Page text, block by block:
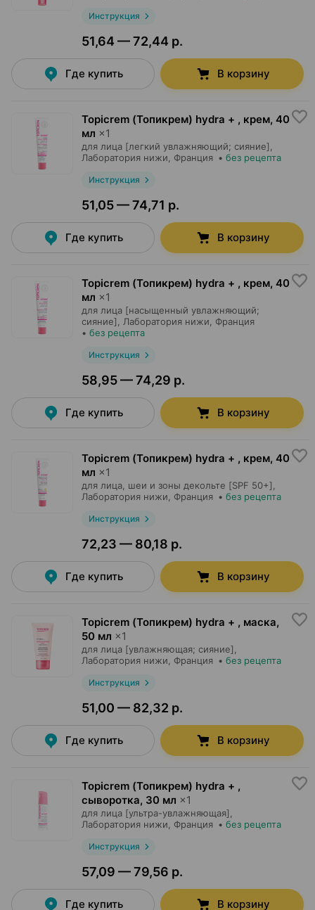
Инструкция
51,64 — 72,44 р.
Где купить В корзину
Topicrem (Топикрем) hydra + , крем, 40
мл ×1
для лица [легкий увлажняющий; сияние],
Лаборатория нижи , Франция • без рецепта
Инструкция
51,05 — 74,71 р.
Где купить В корзину
Topicrem (Топикрем) hydra + , крем, 40
мл ×1
для лица [насыщенный увлажняющий;
сияние],
Лаборатория нижи , Франция
• без рецепта
Инструкция
58,95 — 74,29 р.
Где купить В корзину
Topicrem (Топикрем) hydra + , крем, 40
мл ×1
для лица, шеи и зоны декольте [SPF 50+],
Лаборатория нижи , Франция • без рецепта
Инструкция
72,23 — 80,18 р.
Где купить В корзину
Topicrem (Топикрем) hydra + , маска,
50 мл ×1
для лица [увлажняющая; сияние],
Лаборатория нижи , Франция • без рецепта
Инструкция
51,00 — 82,32 р.
Где купить В корзину
Topicrem (Топикрем) hydra + ,
сыворотка, 30 мл ×1
для лица [ультра-увлажняющая],
Лаборатория нижи , Франция • без рецепта
Инструкция
57,09 — 79,56 р.
Где купить В корзину